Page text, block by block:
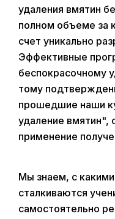
удаления вмятин
полном объеме за
счет уникально
Эффективные
беспокрасочному
тому
прошедшие наши
удаление вмятин",
применение
Мы знаем, с
сталкиваются
самостоятельно